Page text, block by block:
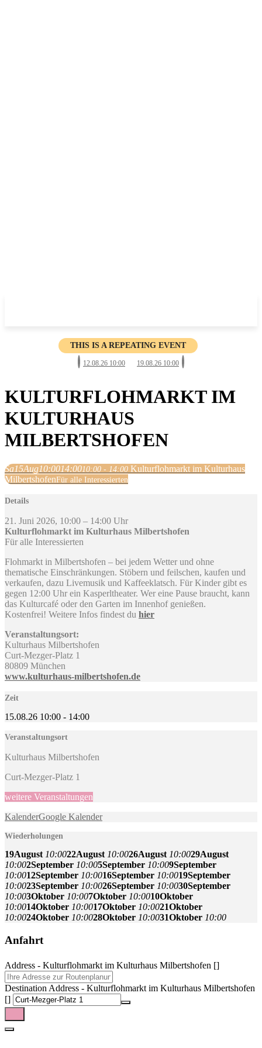
THIS IS A REPEATING EVENT
12.08.26 10:00 19.08.26 10:00
KULTURFLOHMARKT IM
KULTURHAUS
MILBERTSHOFEN
Sa15Aug10:0014:0010:00 - 14:00 Kulturflohmarkt im Kulturhaus
MilbertshofenFür alle Interessierten
Details
21. Juni 2026, 10:00 – 14:00 Uhr
Kulturflohmarkt im Kulturhaus Milbertshofen
Für alle Interessierten
Flohmarkt in Milbertshofen – bei jedem Wetter und ohne
thematische Einschränkungen. Stöbern und feilschen, kaufen und
verkaufen, dazu Livemusik und Kaffeeklatsch. Für Kinder gibt es
gegen 12:00 Uhr ein Kasperltheater. Wer eine Pause braucht, kann
das Kulturcafé oder den Garten im Innenhof genießen.
Kostenfrei! Weitere Infos findest du hier
Veranstaltungsort:
Kulturhaus Milbertshofen
Curt-Mezger-Platz 1
80809 München
www.kulturhaus-milbertshofen.de
Zeit
15.08.26 10:00 - 14:00
Veranstaltungsort
Kulturhaus Milbertshofen
Curt-Mezger-Platz 1
weitere Veranstaltungen
KalenderGoogle Kalender
Wiederholungen
19August 10:0022August 10:0026August 10:0029August
10:002September 10:005September 10:009September
10:0012September 10:0016September 10:0019September
10:0023September 10:0026September 10:0030September
10:003Oktober 10:007Oktober 10:0010Oktober
10:0014Oktober 10:0017Oktober 10:0021Oktober
10:0024Oktober 10:0028Oktober 10:0031Oktober 10:00
Anfahrt
Address - Kulturflohmarkt im Kulturhaus Milbertshofen []
Destination Address - Kulturflohmarkt im Kulturhaus Milbertshofen
[]